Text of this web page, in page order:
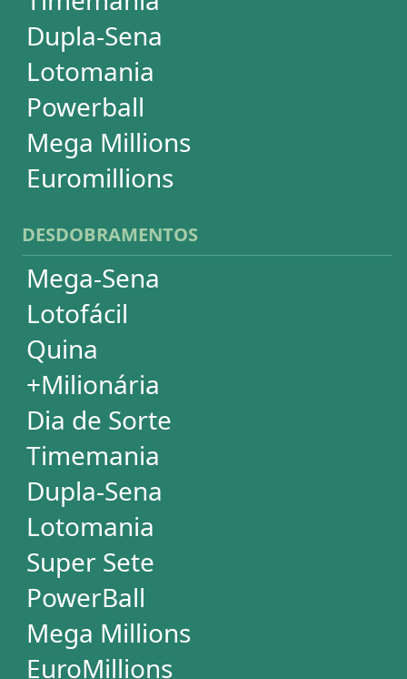
Lotomania
Super Sete
PowerBall
Mega Millions
EuroMillions
Assinatura
Palpites Estatísticos
Análises Estatísticas
Simulador de Apostas
Conferidor de Apostas
Desdobramentos Especiais
Impressão de Volantes
SUPORTE
Idioma
Dúvidas
Termos de Uso
Privacidade
Fale conosco